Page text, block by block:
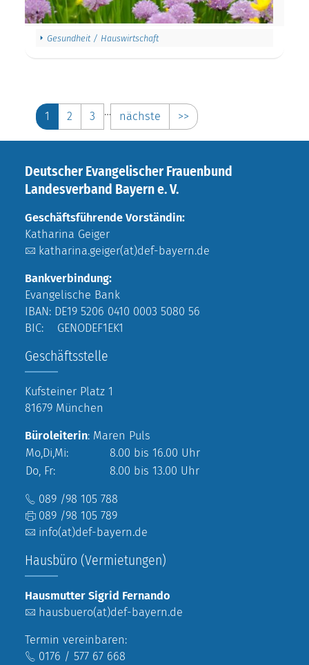
Gesundheit / Hauswirtschaft
1 2 3 … nächste >>
Deutscher Evangelischer Frauenbund
Landesverband Bayern e. V.
Geschäftsführende Vorständin:
Katharina Geiger
katharina.geiger(at)def-bayern.de
Bankverbindung:
Evangelische Bank
IBAN: DE19 5206 0410 0003 5080 56
BIC: GENODEF1EK1
Geschäftsstelle
Kufsteiner Platz 1
81679 München
Büroleiterin: Maren Puls
Mo,Di,Mi:
8.00 bis 16.00 Uhr
Do, Fr:
8.00 bis 13.00 Uhr
089 /98 105 788
089 /98 105 789
info(at)def-bayern.de
Hausbüro (Vermietungen)
Hausmutter Sigrid Fernando
hausbuero(at)def-bayern.de
Termin vereinbaren:
0176 / 577 67 668